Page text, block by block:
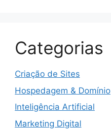
Categorias
Criação de Sites
Hospedagem & Domínio
Inteligência Artificial
Marketing Digital